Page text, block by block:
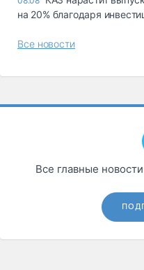
на 20% благодаря
Все новости
Все главные